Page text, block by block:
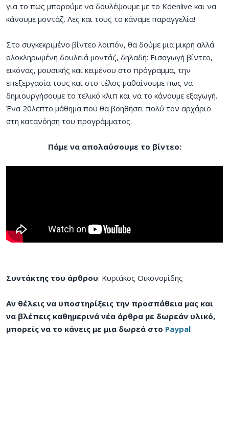
για το πως μπορούμε να δουλέψουμε με το Kdenlive και να
κάνουμε μοντάζ. Λες και τους το κάναμε παραγγελία!
Στο συγκεκριμένο βίντεο λοιπόν, θα δούμε μια μικρή αλλά
ολοκληρωμένη δουλειά μοντάζ, δηλαδή: Εισαγωγή βίντεο,
εικόνας, μουσικής και κειμένου στο πρόγραμμα, την
επεξεργασία τους και στο τέλος μαθαίνουμε πως να
δημιουργήσουμε το τελικό κλιπ και να το κάνουμε εξαγωγή.
Ένα 20λεπτο μάθημα που θα βοηθήσει πολύ τον αρχάριο
στη κατανόηση του προγράμματος.
Πάμε να απολαύσουμε το βίντεο:
Συντάκτης του άρθρου: Κυριάκος Οικονομίδης
Αν θέλεις να υποστηρίξεις την προσπάθεια μας και
να βλέπεις καθημερινά νέα άρθρα με δωρεάν υλικό,
μπορείς να το κάνεις με μια δωρεά στο Paypal